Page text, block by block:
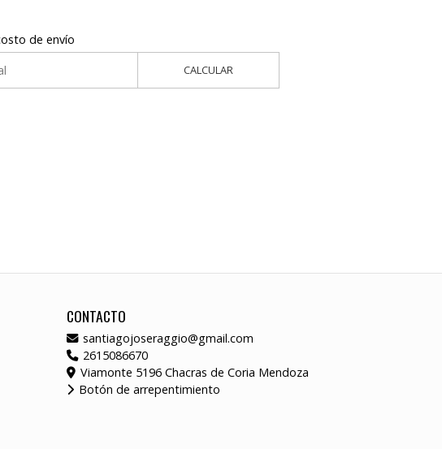
de envío
CALCULAR
CONTACTO
santiagojoseraggio@gmail.com
2615086670
Viamonte 5196 Chacras de Coria Mendoza
Botón de arrepentimiento